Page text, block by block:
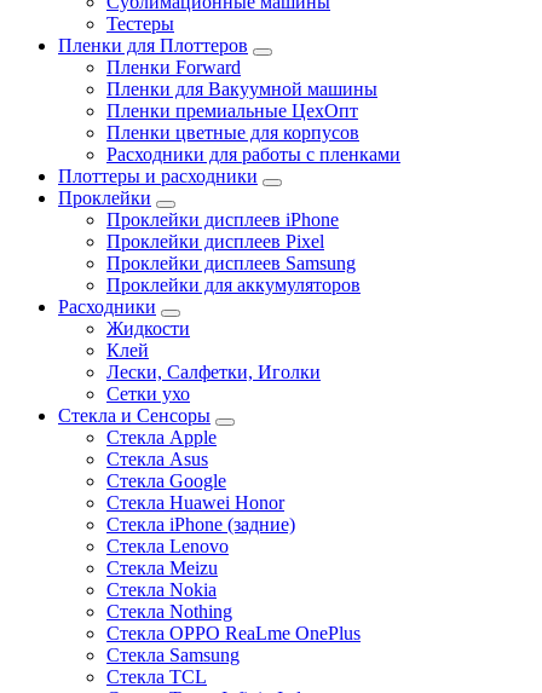
Тестеры
Пленки для Плоттеров
Пленки Forward
Пленки для Вакуумной машины
Пленки премиальные ЦехОпт
Пленки цветные для корпусов
Расходники для работы с пленками
Плоттеры и расходники
Проклейки
Проклейки дисплеев iPhone
Проклейки дисплеев Pixel
Проклейки дисплеев Samsung
Проклейки для аккумуляторов
Расходники
Жидкости
Клей
Лески, Салфетки, Иголки
Сетки ухо
Стекла и Сенсоры
Стекла Apple
Стекла Asus
Стекла Google
Стекла Huawei Honor
Стекла iPhone (задние)
Стекла Lenovo
Стекла Meizu
Стекла Nokia
Стекла Nothing
Стекла OPPO ReaLme OnePlus
Стекла Samsung
Стекла TCL